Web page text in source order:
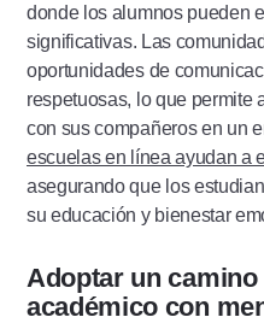
donde los alumnos pueden
significativas. Las
oportunidades de
respetuosas, lo que permite
con sus compañeros en un
escuelas en línea ayudan a
asegurando que los
su educación y bienestar
Adoptar un
académico con